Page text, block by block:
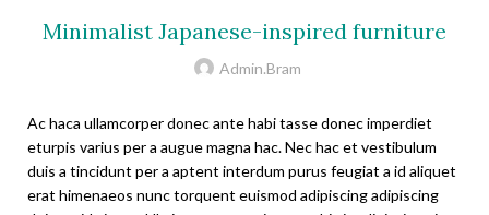
Minimalist Japanese-inspired furniture
Admin.bram
Ac haca ullamcorper donec ante habi tasse donec imperdiet
eturpis varius per a augue magna hac. Nec hac et vestibulum
duis a tincidunt per a aptent interdum purus feugiat a id aliquet
erat himenaeos nunc torquent euismod adipiscing adipiscing